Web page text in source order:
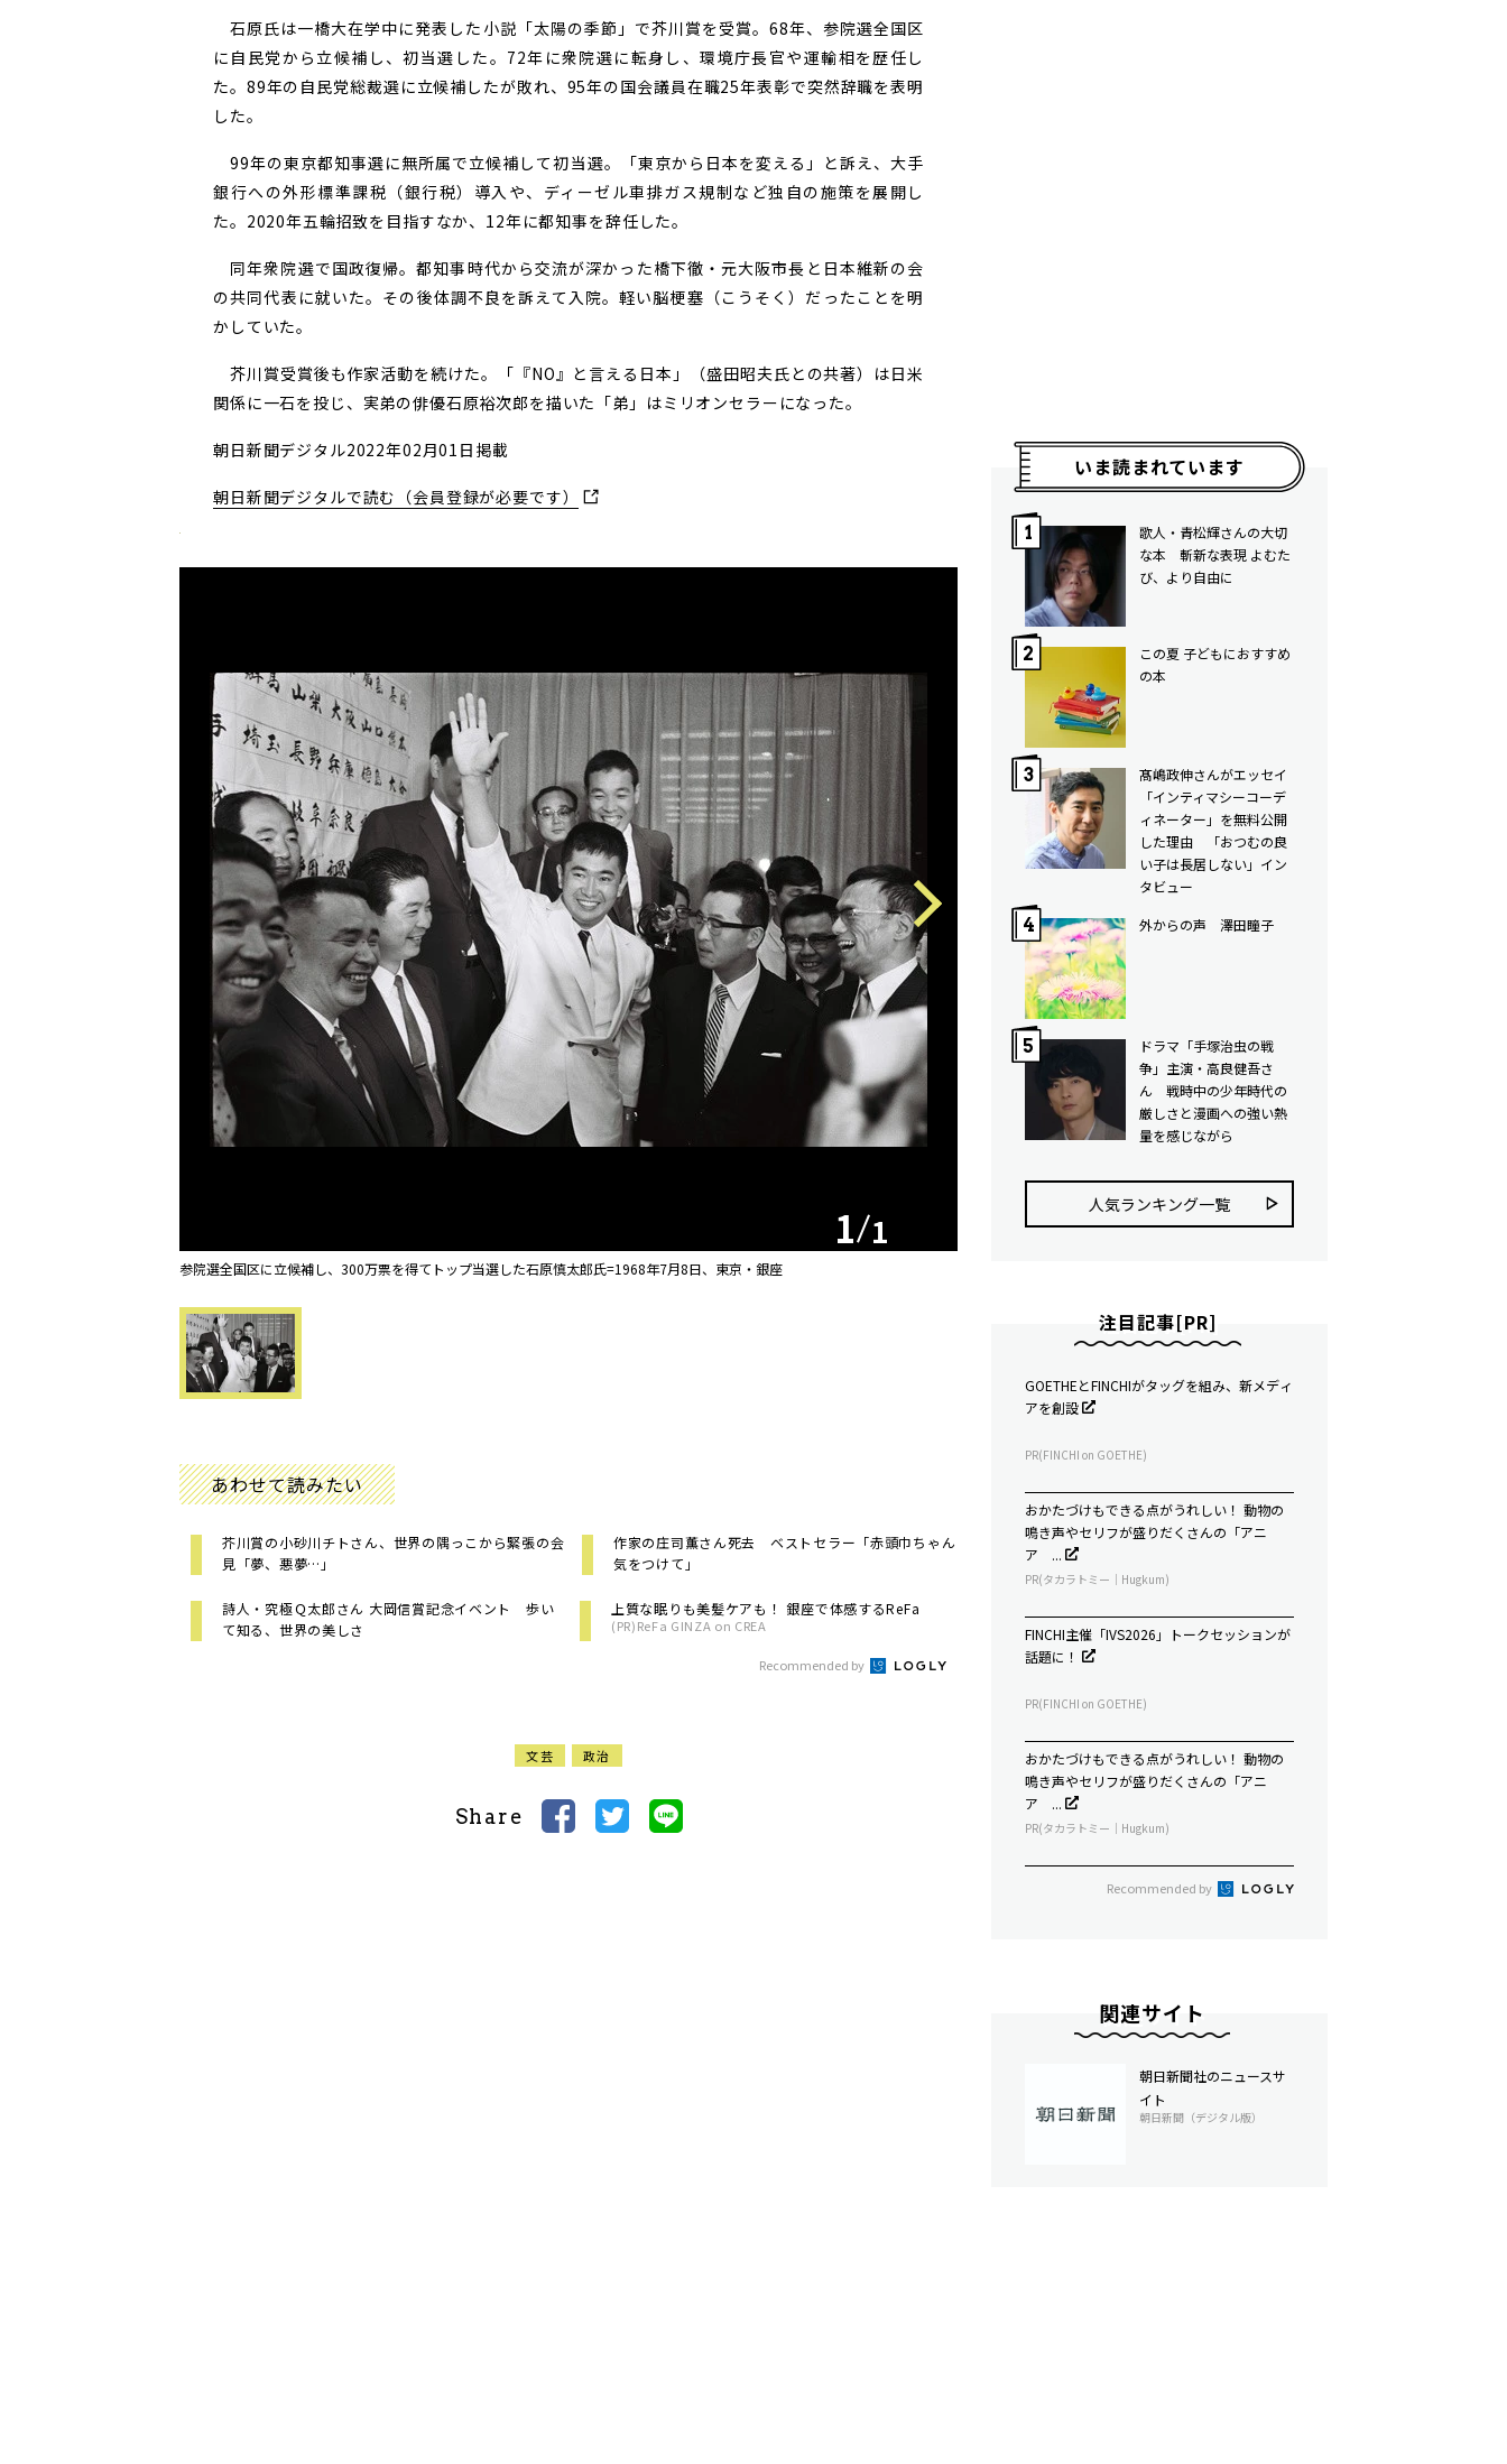
石原氏は一橋大在学中に発表した小説「太陽の季節」で芥川賞を受賞。68年、参院選全国区
に自民党から立候補し、初当選した。72年に衆院選に転身し、環境庁長官や運輸相を歴任し
た。89年の自民党総裁選に立候補したが敗れ、95年の国会議員在職25年表彰で突然辞職を表明
した。
99年の東京都知事選に無所属で立候補して初当選。「東京から日本を変える」と訴え、大手
銀行への外形標準課税（銀行税）導入や、ディーゼル車排ガス規制など独自の施策を展開し
た。2020年五輪招致を目指すなか、12年に都知事を辞任した。
同年衆院選で国政復帰。都知事時代から交流が深かった橋下徹・元大阪市長と日本維新の会
の共同代表に就いた。その後体調不良を訴えて入院。軽い脳梗塞（こうそく）だったことを明
かしていた。
芥川賞受賞後も作家活動を続けた。「『NO』と言える日本」（盛田昭夫氏との共著）は日米
関係に一石を投じ、実弟の俳優石原裕次郎を描いた「弟」はミリオンセラーになった。
朝日新聞デジタル2022年02月01日掲載
朝日新聞デジタルで読む（会員登録が必要です）
Previous
参院選全国区に立候補し、300万票を得てトップ当選した石原慎太郎氏=1968年7月8日、東京・銀座
Next
1 1
あわせて読みたい
芥川賞の小砂川チトさん、世界の隅っこから緊張の会
見「夢、悪夢…」
作家の庄司薫さん死去 ベストセラー「赤頭巾ちゃん
気をつけて」
詩人・究極Ｑ太郎さん 大岡信賞記念イベント 歩い
て知る、世界の美しさ
上質な眠りも美髪ケアも！ 銀座で体感するReFa
(PR)ReFa GINZA on CREA
Recommended by
文芸 政治
Share
いま読まれています
歌人・青松輝さんの大切
な本 斬新な表現 よむた
び、より自由に
この夏 子どもにおすすめ
の本
髙嶋政伸さんがエッセイ
「インティマシーコーデ
ィネーター」を無料公開
した理由 「おつむの良
い子は長居しない」イン
タビュー
外からの声 澤田瞳子
ドラマ「手塚治虫の戦
争」主演・高良健吾さ
ん 戦時中の少年時代の
厳しさと漫画への強い熱
量を感じながら
人気ランキング⼀覧
注目記事[PR]
GOETHEとFINCHIがタッグを組み、新メディ
アを創設
PR(FINCHI on GOETHE)
おかたづけもできる点がうれしい！ 動物の
鳴き声やセリフが盛りだくさんの「アニ
ア ...
PR(タカラトミー｜Hugkum)
FINCHI主催「IVS2026」トークセッションが
話題に！
PR(FINCHI on GOETHE)
おかたづけもできる点がうれしい！ 動物の
鳴き声やセリフが盛りだくさんの「アニ
ア ...
PR(タカラトミー｜Hugkum)
Recommended by
関連サイト
朝日新聞社のニュースサ
イト
朝日新聞（デジタル版）